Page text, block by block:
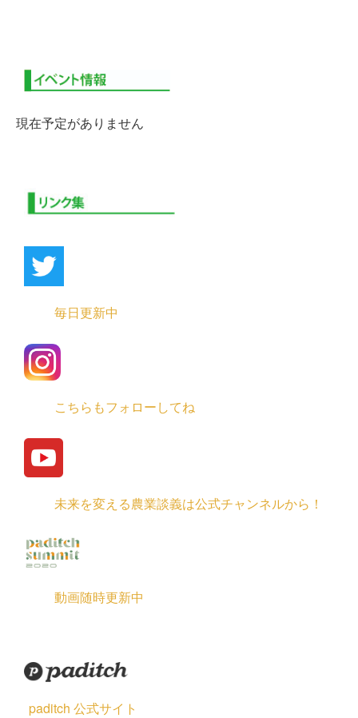
現在予定がありません
毎日更新中
こちらもフォローしてね
未来を変える農業談義は公式チャンネルから！
動画随時更新中
paditch 公式サイト